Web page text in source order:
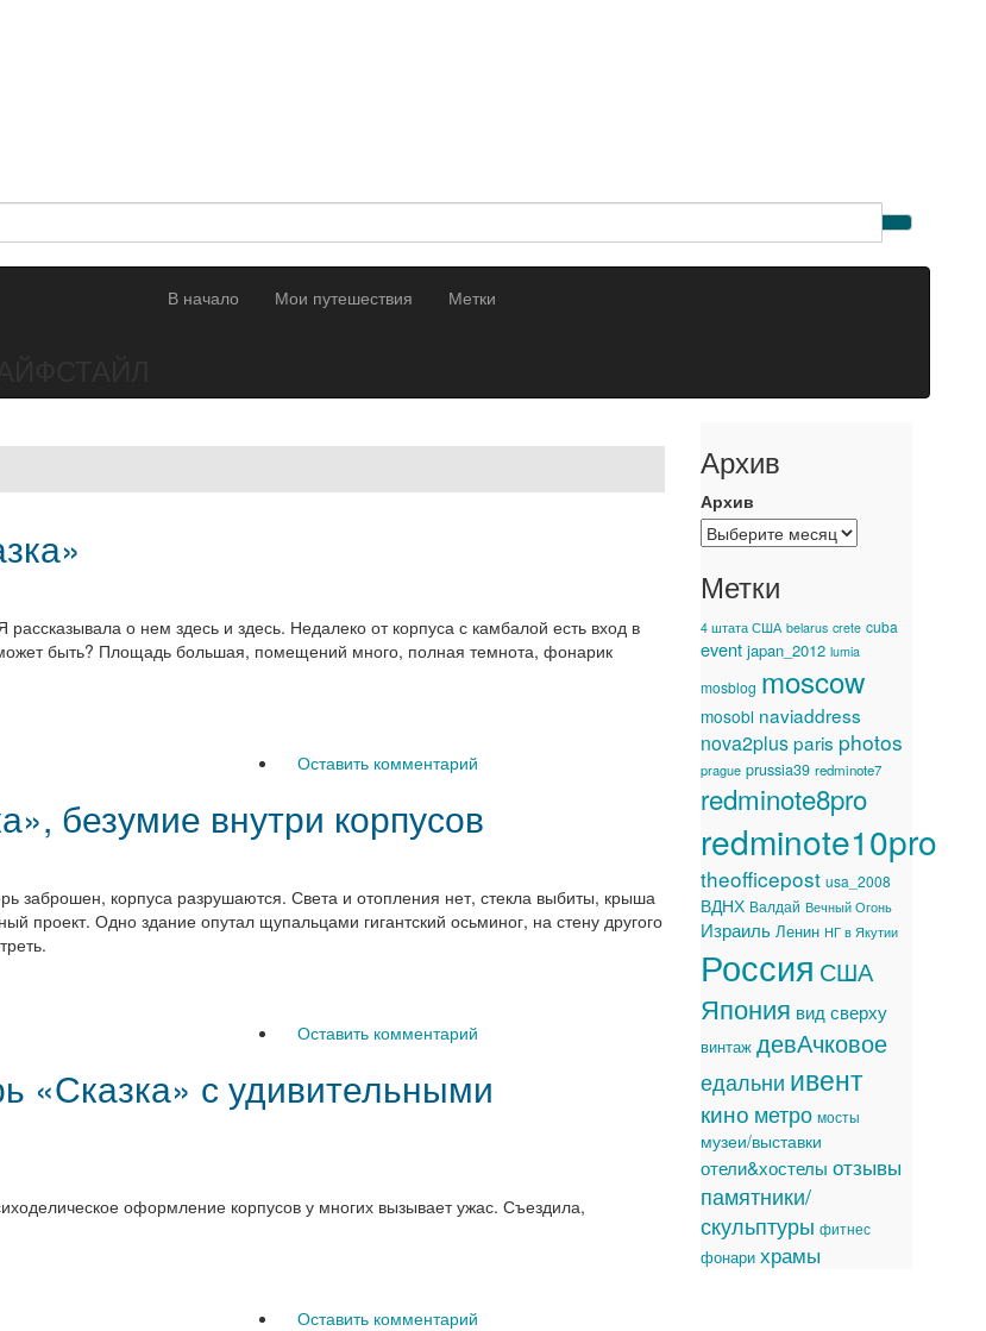
В начало Мои путешествия Метки
о нем здесь и здесь. Недалеко от корпуса с камбалой есть вход в
быть? Площадь большая, помещений много, полная темнота, фонарик
Оставить комментарий
безумие внутри корпусов
заброшен, корпуса разрушаются. Света и отопления нет, стекла выбиты, крыша
проект. Одно здание опутал щупальцами гигантский осьминог, на стену другого
Оставить комментарий
«Сказка» с удивительными
оформление корпусов у многих вызывает ужас. Съездила,
Оставить комментарий
Архив
Архив
Метки
4 штата США belarus crete cuba
event japan_2012 lumia
mosblog moscow
mosobl naviaddress
nova2plusparis photos
prague prussia39 redminote7
redminote8pro
redminote10pro
theofficepost usa_2008
ВДНХ Валдай Вечный Огонь
Израиль Ленин НГ в Якутии
Россия США
Япония вид сверху
винтаж девАчковое
едальни ивент
кино метро мосты
музеи/выставки
отели&хостелы отзывы
памятники/
скульптуры фитнес
фонари храмы